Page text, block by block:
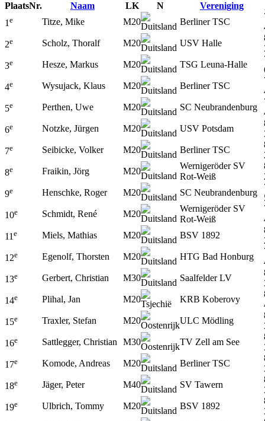
PlaatsNr. Naam LK N Vereniging
1e Titze, Mike M20 Berliner TSC
2e Scholz, Thoralf M20 USV Halle
3e Hesze, Markus M20 TSG Leuna-Halle
4e Wysujack, Klaus M20 Berliner TSC
5e Perthen, Uwe M20 SC Neubrandenburg
6e Notzke, Jürgen M20 USV Potsdam
7e Seibicke, Volker M20 Berliner TSC
8e Fraikin, Jörg M20
Wernigeröder SV
Rot-Weiß
9e Henschke, Roger M20 SC Neubrandenburg
10e Schmidt, René M20
Wernigeröder SV
Rot-Weiß
11e Miels, Mathias M20 BSV 1892
12e Egenolf, Thorsten M20 HTG Bad Honburg
13e Gerbert, Christian M30 Saalfelder LV
14e Plihal, Jan M20 KRB Koberovy
15e Traxler, Stefan M20 ULC Mödling
16e Sattlegger, Christian M30 TV Zell am See
17e Komode, Andreas M20 Berliner TSC
18e Jäger, Peter M40 SV Tawern
19e Ulbrich, Tommy M20 BSV 1892